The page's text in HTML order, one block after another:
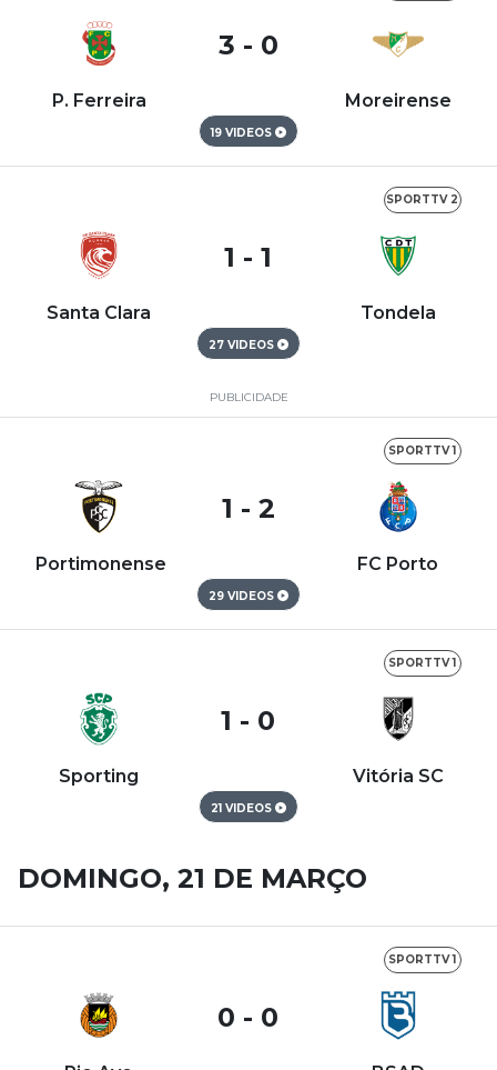
P. Ferreira
3 - 0
Moreirense
19 VIDEOS
SPORTTV 2
Santa Clara
1 - 1
Tondela
27 VIDEOS
PUBLICIDADE
SPORTTV 1
Portimonense
1 - 2
FC Porto
29 VIDEOS
SPORTTV 1
Sporting
1 - 0
Vitória SC
21 VIDEOS
DOMINGO, 21 DE MARÇO
SPORTTV 1
0 - 0